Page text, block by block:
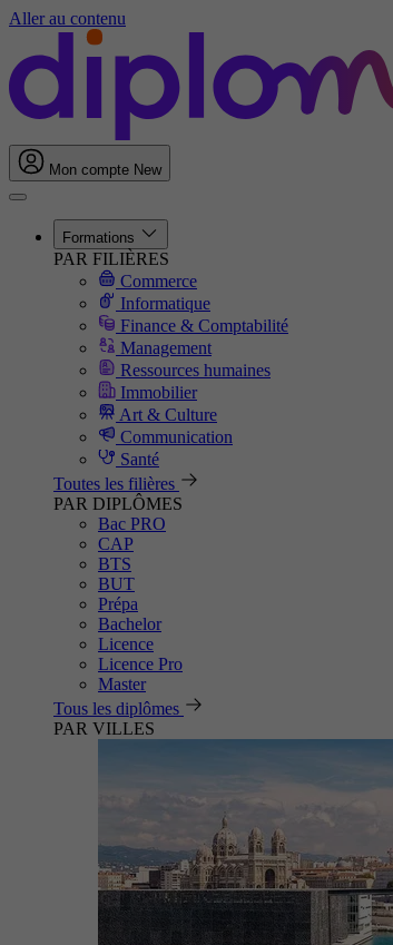
Aller au contenu
Mon compte New
Formations
PAR FILIÈRES
Commerce
Informatique
Finance & Comptabilité
Management
Ressources humaines
Immobilier
Art & Culture
Communication
Santé
Toutes les filières
PAR DIPLÔMES
Bac PRO
CAP
BTS
BUT
Prépa
Bachelor
Licence
Licence Pro
Master
Tous les diplômes
PAR VILLES